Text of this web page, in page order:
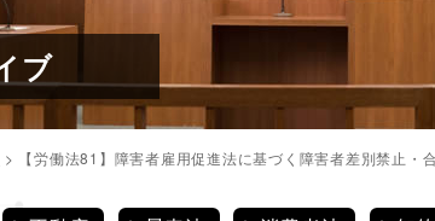
ブ
> 【労働法81】障害者雇用促進法に基づく障害者差別禁
投